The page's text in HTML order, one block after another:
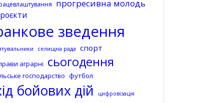
прогресивна молодь
зведення
селищна рада спорт
аграрні сьогодення
господарство футбол
бойових дій цифровізація